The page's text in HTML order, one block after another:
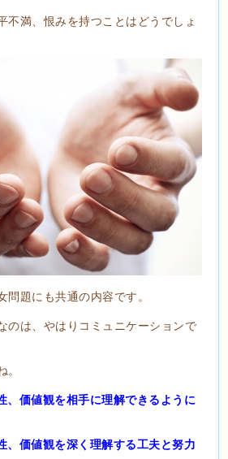
不満、恨みを持つことはどうでしょ
問題にも共通の内容です。
のは、やはりコミュニケーションで
価値観を相手に理解できるように
価値観を深く理解する工夫と努力